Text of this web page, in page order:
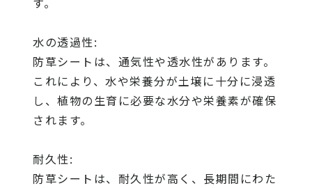
水の透過性:
防草シートは、通気性や透水性があります。
これにより、水や栄養分が土壌に十分に浸透
し、植物の生育に必要な水分や栄養素が確保
されます。
耐久性:
防草シートは、耐久性が高く、長期間にわた